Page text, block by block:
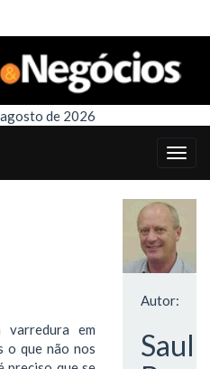
de 2026
varredura em
o que não nos
Autor:
Saul